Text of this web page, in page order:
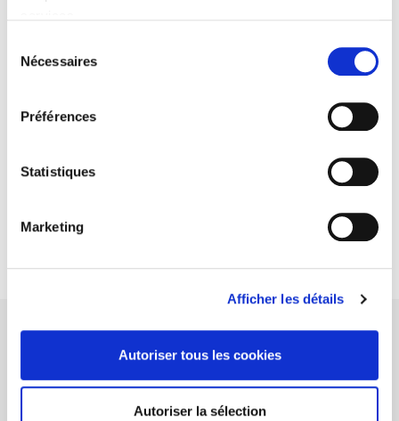
Nécessaires
Préférences
Statistiques
Marketing
Afficher les détails
Autoriser tous les cookies
Autoriser la sélection
Sylvain Caillat
Les investissements de la
région